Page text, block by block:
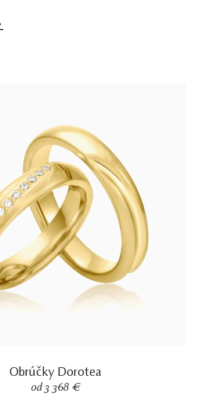
Obrúčky Dorotea
od 3 368 €